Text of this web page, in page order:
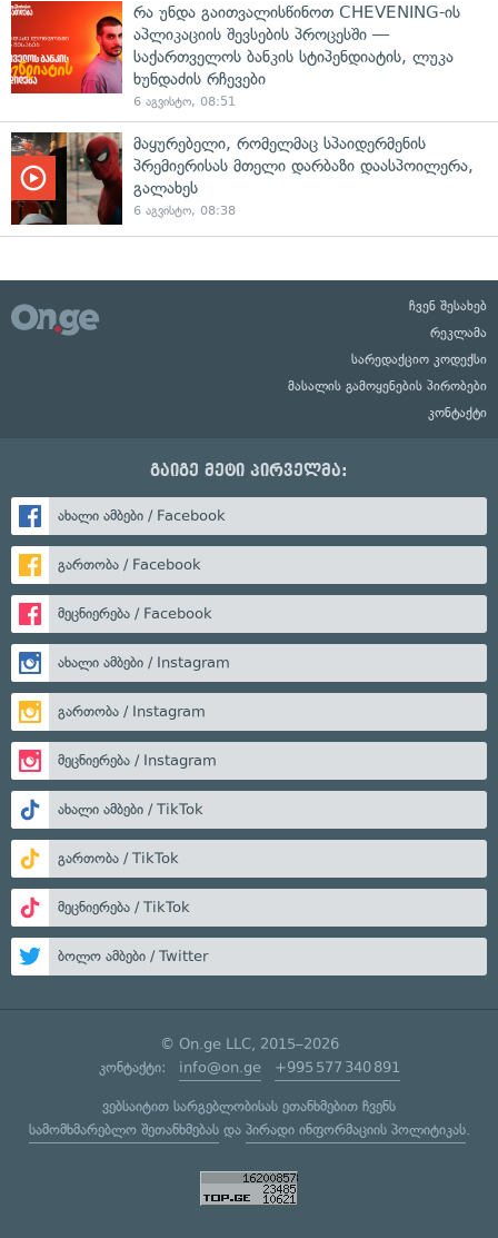
რა უნდა გაითვალისწინოთ CHEVENING-ის
აპლიკაციის შევსების პროცესში —
საქართველოს ბანკის სტიპენდიატის, ლუკა
ხუნდაძის რჩევები
6 აგვისტო, 08:51
მაყურებელი, რომელმაც სპაიდერმენის
პრემიერისას მთელი დარბაზი დაასპოილერა,
გალახეს
6 აგვისტო, 08:38
ჩვენ შესახებ
რეკლამა
სარედაქციო კოდექსი
მასალის გამოყენების პირობები
კონტაქტი
გაიგე მეტი პირველმა:
ახალი ამბები / Facebook
გართობა / Facebook
მეცნიერება / Facebook
ახალი ამბები / Instagram
გართობა / Instagram
მეცნიერება / Instagram
ახალი ამბები / TikTok
გართობა / TikTok
მეცნიერება / TikTok
ბოლო ამბები / Twitter
© On.ge LLC, 2015–2026
კონტაქტი: info@on.ge +995 577 340 891
ვებსაიტით სარგებლობისას ეთანხმებით ჩვენს
სამომხმარებლო შეთანხმებასდა პირადი ინფორმაციის პოლიტიკას.